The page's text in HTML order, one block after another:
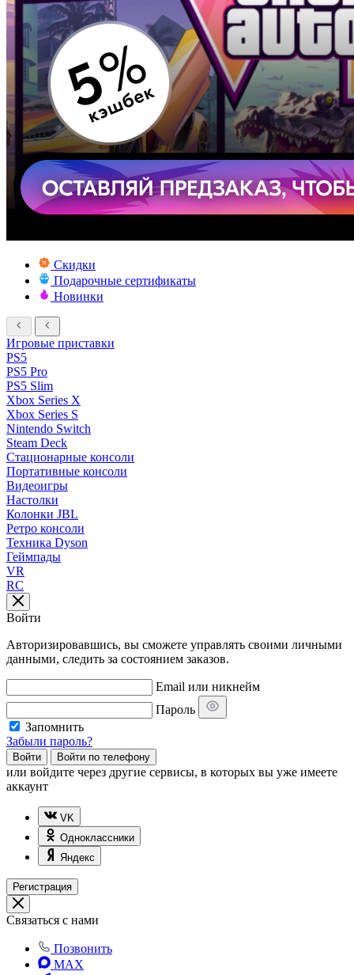
Скидки
Подарочные сертификаты
Новинки
Игровые приставки
PS5
PS5 Pro
PS5 Slim
Xbox Series X
Xbox Series S
Nintendo Switch
Steam Deck
Стационарные консоли
Портативные консоли
Видеоигры
Настолки
Колонки JBL
Ретро консоли
Техника Dyson
Геймпады
VR
RC
Войти
Авторизировавшись, вы сможете управлять своими личными
данными, следить за состоянием заказов.
Email или никнейм
Пароль
Запомнить
Забыли пароль?
Войти Войти по телефону
или войдите через другие сервисы, в которых вы уже имеете
аккаунт
VK
Одноклассники
Яндекс
Регистрация
Связаться с нами
Позвонить
MAX